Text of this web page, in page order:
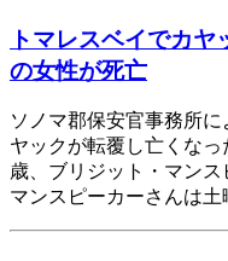
トマレスベイでカ
の女性が死亡
ソノマ郡保安官事務所
ヤックが転覆し亡くな
歳、ブリジット・マンス
マンスピーカーさんは